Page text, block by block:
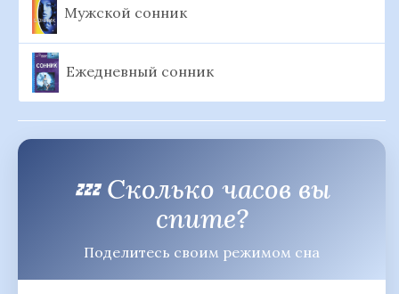
Мужской сонник
Ежедневный сонник
💤 Сколько часов вы
спите?
Поделитесь своим режимом сна